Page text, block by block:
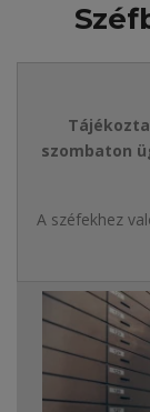
szombaton
A széfekhez